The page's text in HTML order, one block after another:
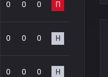
0 0 0 П
0 0 0 Н
0 0 0 Н